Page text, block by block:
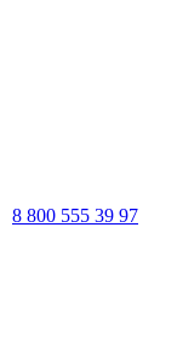
8 800 555 39 97